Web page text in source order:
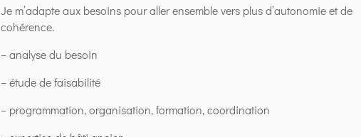
Je m’adapte aux besoins pour aller ensemble vers plus d’autonomie et de
cohérence.
– analyse du besoin
– étude de faisabilité
– programmation, organisation, formation, coordination